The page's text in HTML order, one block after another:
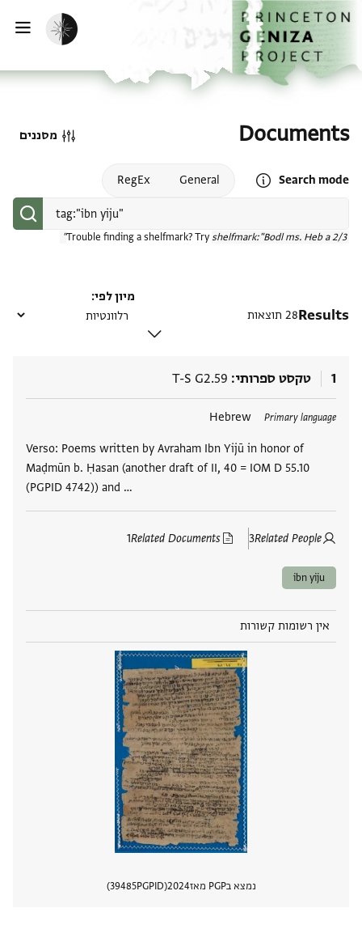
דילוג לתוכן
דף הבית
הפעלת מצב כהה
Documents
Search mode
Open search mode help
General
RegEx
Trouble finding a shelfmark? Try shelfmark:"Bodl ms. Heb a 2/3"
מסננים
Results28 תוצאות
מיון לפי
1 טקסט ספרותי T-S G2.59
Primary language
Hebrew
Verso: Poems written by Avraham Ibn Yijū in honor of
Maḍmūn b. Ḥasan (another draft of II, 40 = IOM D 55.10
(PGPID 4742)) and …
Related People
3
Related Documents
1
תגים
ibn yiju
אין רשומות קשורות
נמצא בPGP מאז 2024
PGPID
39485